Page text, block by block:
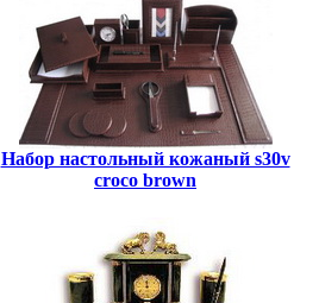
Набор настольный кожаный s30v
croco brown